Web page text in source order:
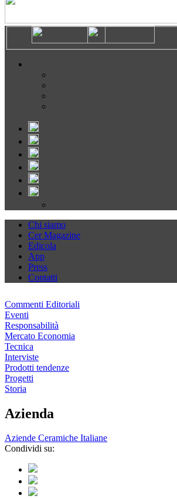
Chi siamo
Cer Magazine
Edicola
App
Press
Contatti
Commenti Editoriali
Eventi
Responsabilità
Mercato Economia
Tecnica
Interviste
Prodotti tendenze
Progetti
Storia
Azienda
Aziende Ceramiche Italiane
Condividi su: